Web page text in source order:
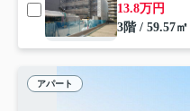
13.8万円
3階 / 59.57
アパート